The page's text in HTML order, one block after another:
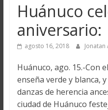
Huánuco
aniversario:
agosto 16, 2018 Jonatan
Huánuco, ago. 15.-Con
enseña verde y blanca,
danzas de herencia
ciudad de Huánuco